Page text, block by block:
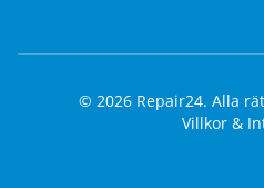
© 2026Repair24. Alla
Villkor &